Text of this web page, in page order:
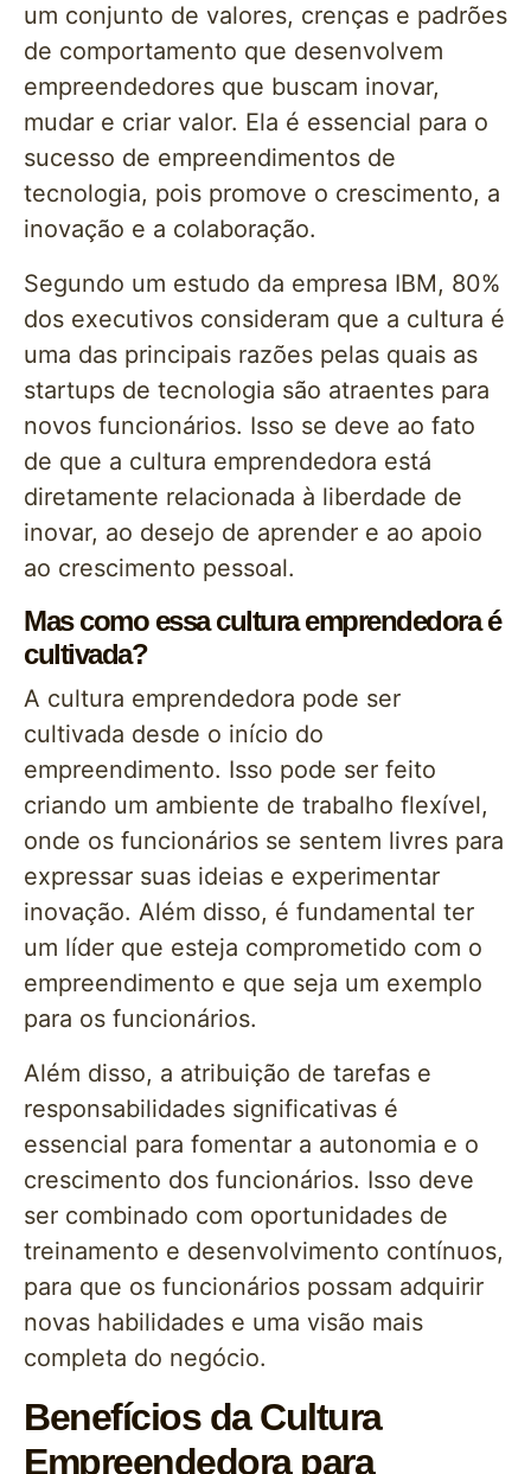
um conjunto de valores, crenças e padrões
de comportamento que desenvolvem
empreendedores que buscam inovar,
mudar e criar valor. Ela é essencial para o
sucesso de empreendimentos de
tecnologia, pois promove o crescimento, a
inovação e a colaboração.
Segundo um estudo da empresa IBM, 80%
dos executivos consideram que a cultura é
uma das principais razões pelas quais as
startups de tecnologia são atraentes para
novos funcionários. Isso se deve ao fato
de que a cultura emprendedora está
diretamente relacionada à liberdade de
inovar, ao desejo de aprender e ao apoio
ao crescimento pessoal.
Mas como essa cultura emprendedora é
cultivada?
A cultura emprendedora pode ser
cultivada desde o início do
empreendimento. Isso pode ser feito
criando um ambiente de trabalho flexível,
onde os funcionários se sentem livres para
expressar suas ideias e experimentar
inovação. Além disso, é fundamental ter
um líder que esteja comprometido com o
empreendimento e que seja um exemplo
para os funcionários.
Além disso, a atribuição de tarefas e
responsabilidades significativas é
essencial para fomentar a autonomia e o
crescimento dos funcionários. Isso deve
ser combinado com oportunidades de
treinamento e desenvolvimento contínuos,
para que os funcionários possam adquirir
novas habilidades e uma visão mais
completa do negócio.
Benefícios da Cultura
Empreendedora para